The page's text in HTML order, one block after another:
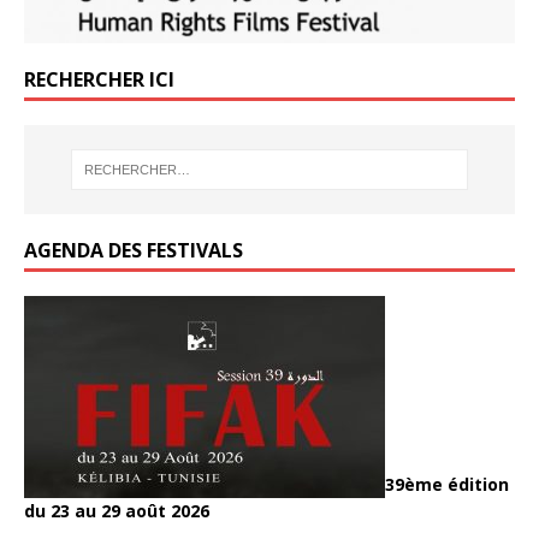
RECHERCHER ICI
AGENDA DES FESTIVALS
39ème édition
du 23 au 29 août 2026